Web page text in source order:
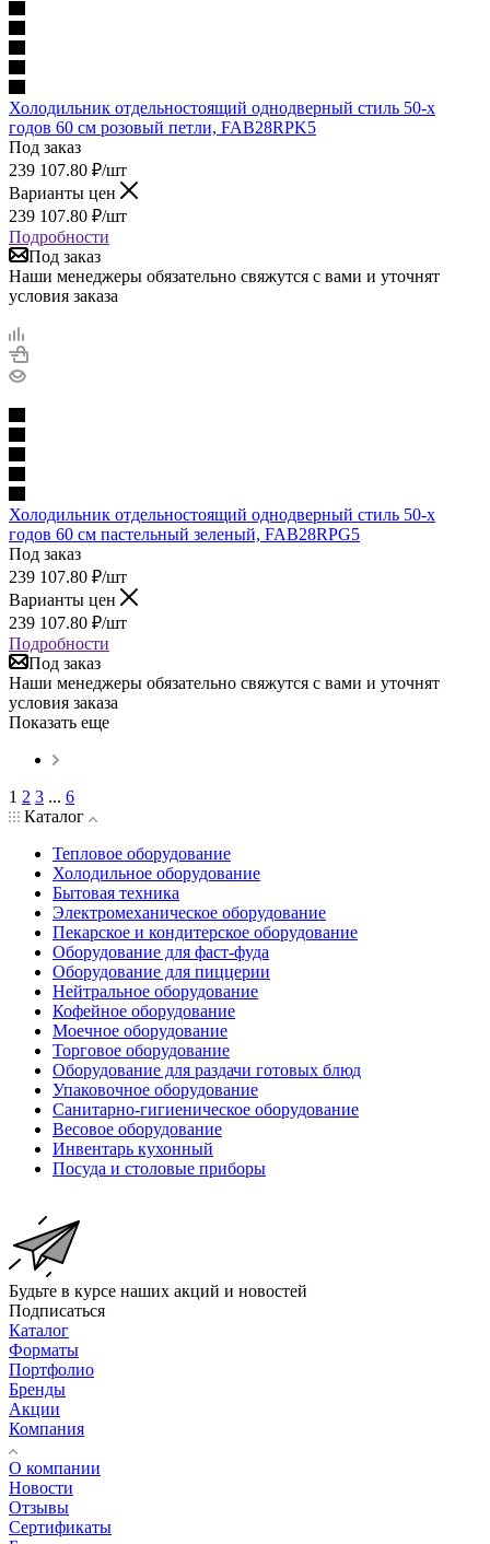
Холодильник отдельностоящий однодверный стиль 50-х
годов 60 см розовый петли, FAB28RPK5
Под заказ
239 107.80 ₽/шт
Варианты цен
239 107.80 ₽/шт
Подробности
Под заказ
Наши менеджеры обязательно свяжутся с вами и уточнят
условия заказа
Холодильник отдельностоящий однодверный стиль 50-х
годов 60 см пастельный зеленый, FAB28RPG5
Под заказ
239 107.80 ₽/шт
Варианты цен
239 107.80 ₽/шт
Подробности
Под заказ
Наши менеджеры обязательно свяжутся с вами и уточнят
условия заказа
Показать еще
1 2 3 ... 6
Каталог
Тепловое оборудование
Холодильное оборудование
Бытовая техника
Электромеханическое оборудование
Пекарское и кондитерское оборудование
Оборудование для фаст-фуда
Оборудование для пиццерии
Нейтральное оборудование
Кофейное оборудование
Моечное оборудование
Торговое оборудование
Оборудование для раздачи готовых блюд
Упаковочное оборудование
Санитарно-гигиеническое оборудование
Весовое оборудование
Инвентарь кухонный
Посуда и столовые приборы
Будьте в курсе наших акций и новостей
Подписаться
Каталог
Форматы
Портфолио
Бренды
Акции
Компания
О компании
Новости
Отзывы
Сертификаты